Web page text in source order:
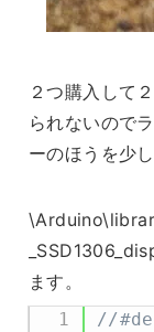
２つ購入して
られないので
ーのほうを少
ます。
//